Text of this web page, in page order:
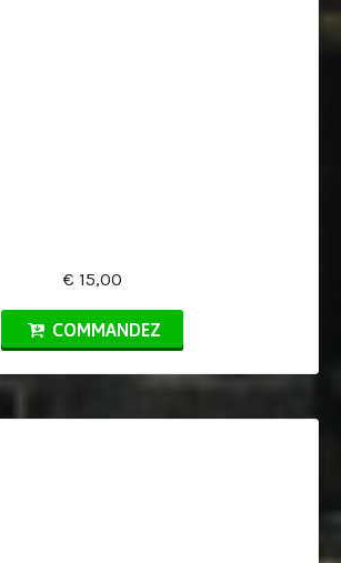
€ 15,00
COMMANDEZ